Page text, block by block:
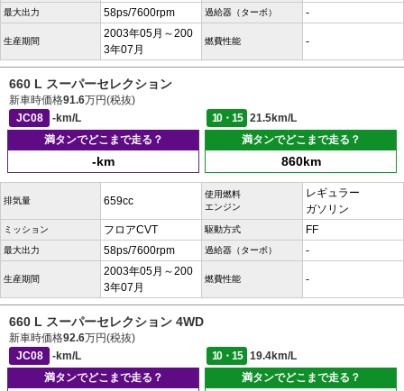
最大出力 58ps/7600rpm 過給器（ターボ） -
生産期間
2003年05月～200
3年07月
燃費性能 -
660 L スーパーセレクション
新車時価格91.6万円(税抜)
JC08
-km/L 10・15
21.5km/L
満タンでどこまで走る？
-km
満タンでどこまで走る？
860km
排気量 659cc
使用燃料
エンジン
レギュラー
ガソリン
ミッション フロアCVT 駆動方式 FF
最大出力 58ps/7600rpm 過給器（ターボ） -
生産期間
2003年05月～200
3年07月
燃費性能 -
660 L スーパーセレクション 4WD
新車時価格92.6万円(税抜)
JC08
-km/L 10・15
19.4km/L
満タンでどこまで走る？
満タンでどこまで走る？